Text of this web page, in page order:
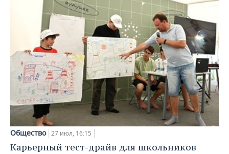
Общество 27 июл, 16:15
Карьерный тест-драйв для школьников